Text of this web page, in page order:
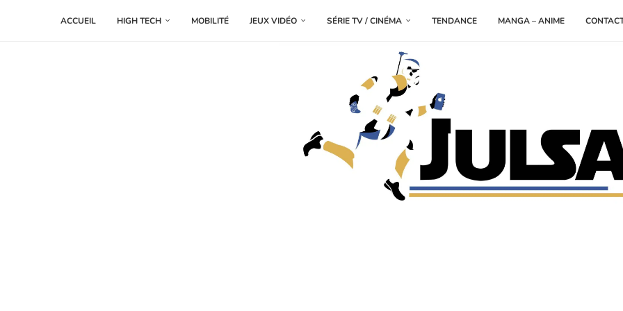
ACCUEIL HIGH TECH MOBILITÉ JEUX VIDÉO SÉRIE TV / CINÉMA TENDANCE MANGA – ANIME